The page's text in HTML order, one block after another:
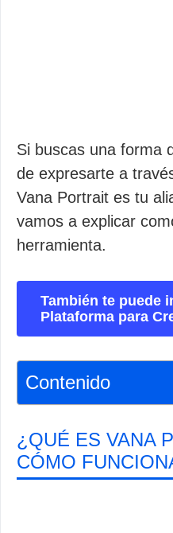
Si buscas una forma
de expresarte a
Vana Portrait es tu
vamos a explicar
herramienta.
También te puede
Plataforma para
Contenido
¿QUÉ ES VANA
CÓMO